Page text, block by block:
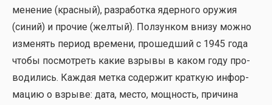
ме­не­ние (крас­ный), раз­ра­бот­ка ядер­но­го ору­жия
(синий) и про­чие (жел­тый). Пол­зун­ком вни­зу мож­но
изме­нять пери­од вре­ме­ни, про­шед­ший с 1945 года
что­бы посмот­реть какие взры­вы в каком году про­
во­ди­лись. Каж­дая мет­ка содер­жит крат­кую инфор­
ма­цию о взры­ве: дата, место, мощ­ность, при­чи­на